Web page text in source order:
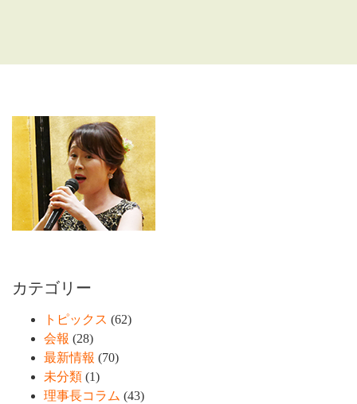
カテゴリー
トピックス (62)
会報 (28)
最新情報 (70)
未分類 (1)
理事長コラム (43)